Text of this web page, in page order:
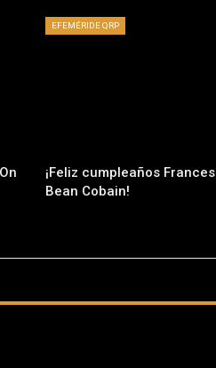
EFEMÉRIDE QRP
¡Feliz cumpleaños Frances
Bean Cobain!